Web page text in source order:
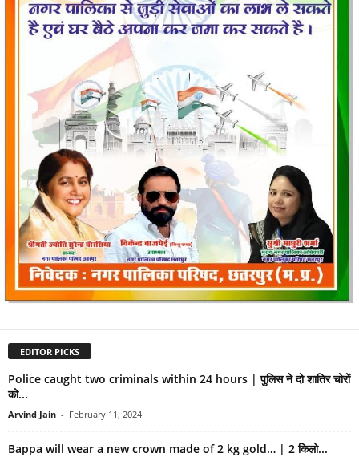
EDITOR PICKS
Police caught two criminals within 24 hours | पुलिस ने दो शातिर चोरों
को...
Arvind Jain - February 11, 2024
Bappa will wear a new crown made of 2 kg gold… | 2 किलो...